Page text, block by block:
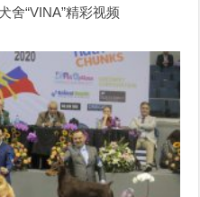
舍“VINA”精彩视频